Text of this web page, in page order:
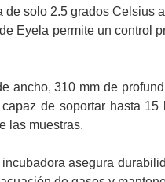
solo 2.5 grados
Eyela permite un control
310 mm de
de soportar hasta
las muestras.
asegura